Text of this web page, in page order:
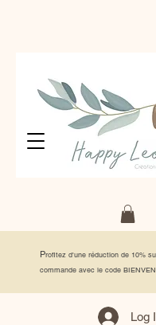
Profitez d'une réduction de 10%
commande avec le code
Log